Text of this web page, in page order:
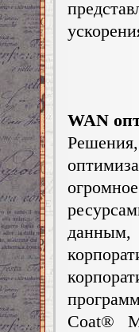
WAN
данным,
Coat®